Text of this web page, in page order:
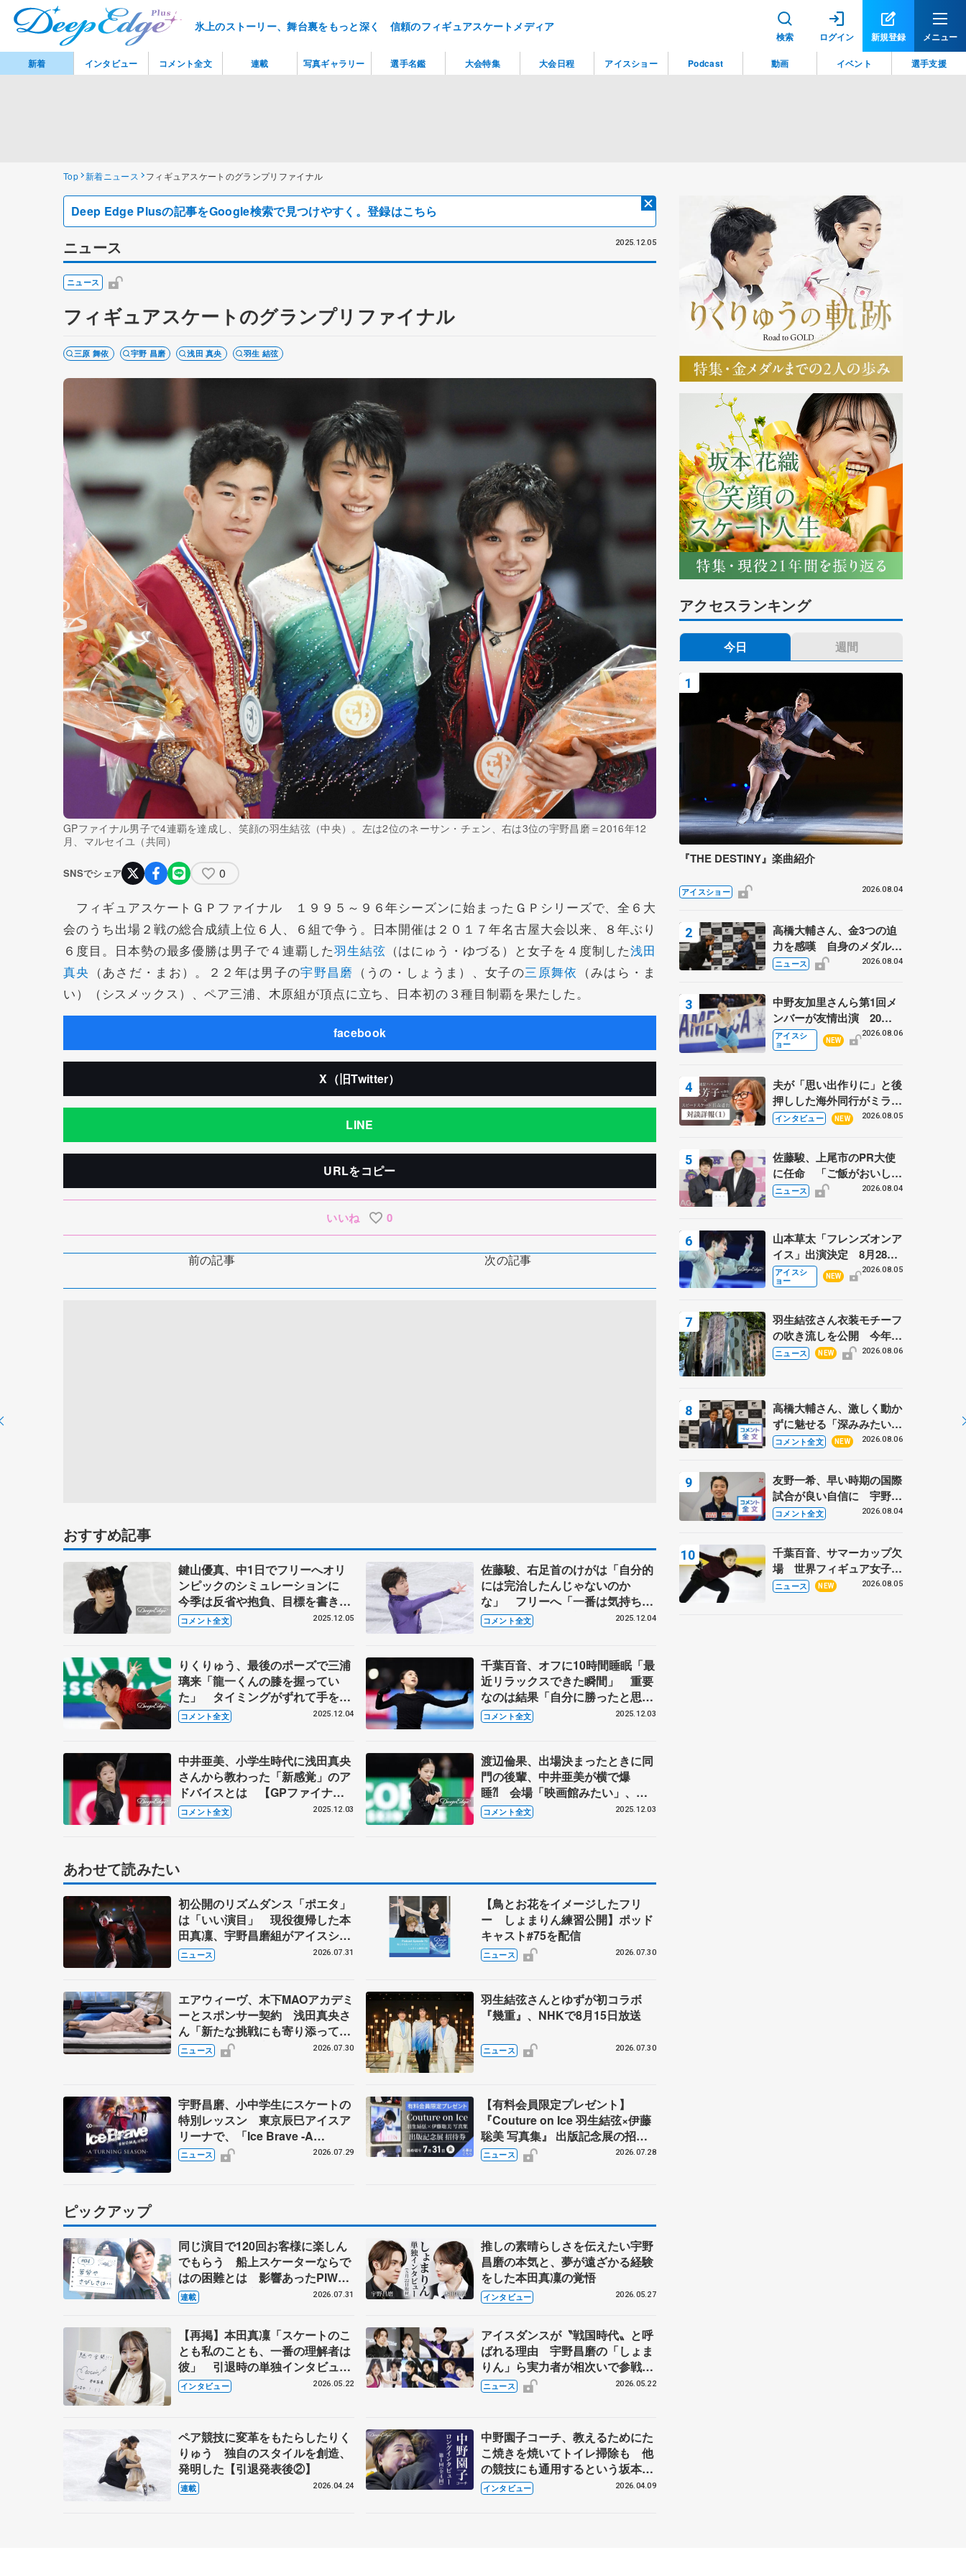
氷上のストーリー、舞台裏をもっと深く 信頼のフィギュアスケートメディア
検索 ログイン 新規登録 メニュー
Top 新着ニュース フィギュアスケートのグランプリファイナル
Deep Edge Plusの記事をGoogle検索で見つけやすく。登録はこちら
ニュース 2025.12.05
ニュース
フィギュアスケートのグランプリファイナル
三原 舞依 宇野 昌磨 浅田 真央 羽生 結弦
GPファイナル男子で4連覇を達成し、笑顔の羽生結弦（中央）。左は2位のネーサン・チェン、右は3位の宇野昌磨＝2016年12
月、マルセイユ（共同）
SNSでシェア 0
フィギュアスケートＧＰファイナル １９９５～９６年シーズンに始まったＧＰシリーズで、全６大
会のうち出場２戦の総合成績上位６人、６組で争う。日本開催は２０１７年名古屋大会以来、８年ぶり
６度目。日本勢の最多優勝は男子で４連覇した羽生結弦 （はにゅう・ゆづる）と女子を４度制した浅田
真央 （あさだ・まお）。２２年は男子の宇野昌磨 （うの・しょうま）、女子の三原舞依 （みはら・ま
い）（シスメックス）、ペア三浦、木原組が頂点に立ち、日本初の３種目制覇を果たした。
facebook
X（旧Twitter）
LINE
URLをコピー
いいね 0
前の記事 次の記事
おすすめ記事
鍵山優真、中1日でフリーへオリ
ンピックのシミュレーションに
今季は反省や抱負、目標を書き出
して考え整理するノート活用
【GPファイナル男子公式練習】
コメント全文 2025.12.05
佐藤駿、右足首のけがは「自分的
には完治したんじゃないのか
な」 フリーへ「一番は気持ち。
会場の皆さんと笑顔で終われるよ
うに」 【GPファイナル男子
コメント全文 2025.12.04
りくりゅう、最後のポーズで三浦
璃来「龍一くんの膝を握ってい
た」 タイミングがずれて手を付
きそうになり、木原龍一「俺、抑
えたから」 【GPファイナル･ペ
コメント全文 2025.12.04
千葉百音、オフに10時間睡眠「最
近リラックスできた瞬間」 重要
なのは結果「自分に勝ったと思え
る演技目指したい」 【GPファ
イナル公式練習】
コメント全文 2025.12.03
中井亜美、小学生時代に浅田真央
さんから教わった「新感覚」のア
ドバイスとは 【GPファイナル
公式練習】
コメント全文 2025.12.03
渡辺倫果、出場決まったときに同
門の後輩、中井亜美が横で爆
睡⁈ 会場「映画館みたい」、
LED仕様のリンクサイドに「ぶつ
かったら...」 【GPファイナル公
コメント全文 2025.12.03
あわせて読みたい
初公開のリズムダンス「ポエタ」
は「いい演目」 現役復帰した本
田真凜、宇野昌磨組がアイスショ
ー
ニュース 2026.07.31
【鳥とお花をイメージしたフリ
ー しょまりん練習公開】ポッド
キャスト#75を配信
ニュース 2026.07.30
エアウィーヴ、木下MAOアカデミ
ーとスポンサー契約 浅田真央さ
ん「新たな挑戦にも寄り添ってい
ただけることに心強さ」
ニュース 2026.07.30
羽生結弦さんとゆずが初コラボ
『幾重』、NHKで8月15日放送
ニュース 2026.07.30
宇野昌磨、小中学生にスケートの
特別レッスン 東京辰巳アイスア
リーナで、「Ice Brave -A
TURNING SEASON-」東京公演
の開催記念
ニュース 2026.07.29
【有料会員限定プレゼント】
『Couture on Ice 羽生結弦×伊藤
聡美 写真集』 出版記念展の招待
券を5名様に
ニュース 2026.07.28
ピックアップ
同じ演目で120回お客様に楽しん
でもらう 船上スケーターならで
はの困難とは 影響あったPIW前
キャプテン松永さんの存在
連載 2026.07.31
推しの素晴らしさを伝えたい宇野
昌磨の本気と、夢が遠ざかる経験
をした本田真凜の覚悟
インタビュー 2026.05.27
【再掲】本田真凜「スケートのこ
とも私のことも、一番の理解者は
彼」 引退時の単独インタビュー
で語った競技人生や家族、恋人、
これからの夢…
インタビュー 2026.05.22
アイスダンスが〝戦国時代〟と呼
ばれる理由 宇野昌磨の「しょま
りん」ら実力者が相次いで参戦
国内の競争激化
ニュース 2026.05.22
ペア競技に変革をもたらしたりく
りゅう 独自のスタイルを創造、
発明した【引退発表後②】
連載 2026.04.24
中野園子コーチ、教えるためにた
こ焼きを焼いてトイレ掃除も 他
の競技にも通用するという坂本花
織の筋肉
インタビュー 2026.04.09
アクセスランキング
今日 週間
『THE DESTINY』楽曲紹介
アイスショー 2026.08.04
高橋大輔さん、金3つの迫
力を感嘆 自身のメダルは
「どちらに？」 〝リス兄
野村忠宏さんと対談
ニュース 2026.08.04
中野友加里さんら第1回メ
ンバーが友情出演 20周
年の「フレンズオンアイ
ス」 宮本賢二さん、有川
アイスシ
ョー
NEW
2026.08.06
夫が「思い出作りに」と後
押しした海外同行がミラノ
まで… 繁華街のリンクで
に 小林芳子さんが振り返
るスケート人生
インタビュー NEW 2026.08.05
佐藤駿、上尾市のPR大使
に任命 「ご飯がおいし
く、住みやすいのが魅力」
ニュース 2026.08.04
山本草太「フレンズオンア
イス」出演決定 8月28日
（金）2公演のみ 荒川静
香さんプロデュース、20
アイスシ
ョー
NEW
2026.08.05
羽生結弦さん衣装モチーフ
の吹き流しを公開 今年は
「春よ、来い」、仙台の瑞
ニュース NEW 2026.08.06
高橋大輔さん、激しく動か
ずに魅せる「深みみたいな
ものは出てきている？」
ド野村忠宏さんと和気あい
あい
コメント全文 NEW 2026.08.06
友野一希、早い時期の国際
試合が良い自信に 宇野昌
磨の現役復帰に思っている
トロフィーフリー】
コメント全文 2026.08.04
千葉百音、サマーカップ欠
場 世界フィギュア女子2
位
ニュース NEW 2026.08.05
新着 インタビュー コメント全文 連載 写真ギャラリー 選手名鑑 大会特集 大会日程 アイスショー Podcast 動画 イベント 選手支援